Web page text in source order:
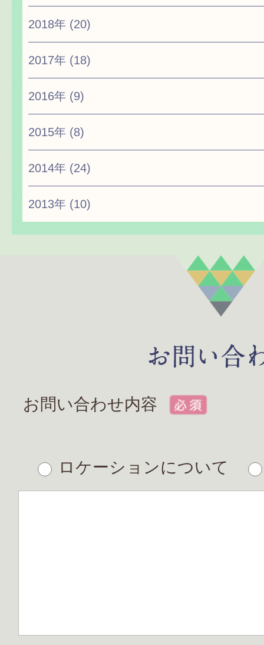
2018年 (20)
2017年 (18)
2016年 (9)
2015年 (8)
2014年 (24)
2013年 (10)
お問い合わせ内容
ロケーションについて